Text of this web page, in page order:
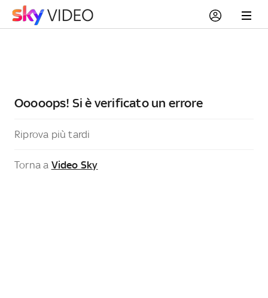
Ooooops! Si è verificato un errore
Riprova più tardi
Torna a Video Sky